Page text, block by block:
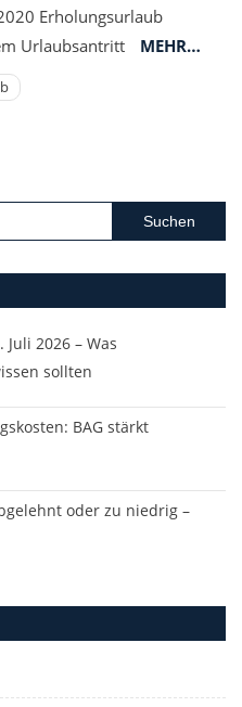
Erholungsurlaub
Urlaubsantritt
MEHR…
Suchen
nach:
2026 – Was
sollten
BAG stärkt
oder zu niedrig –